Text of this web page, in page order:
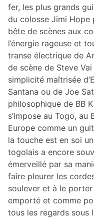
fer, les plus grands
du colosse Jimi Hope
bête de scènes aux
l’énergie rageuse et
transe électrique de
de scène de Steve Vai
simplicité maîtrisée
Santana ou de Joe
philosophique de BB
s’impose au Togo, au
Europe comme un
la touche est en soi
togolais a encore
émerveillé par sa
faire pleurer les
soulever et à le
emporté et comme
tous les regards sous